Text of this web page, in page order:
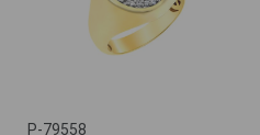
P-79558